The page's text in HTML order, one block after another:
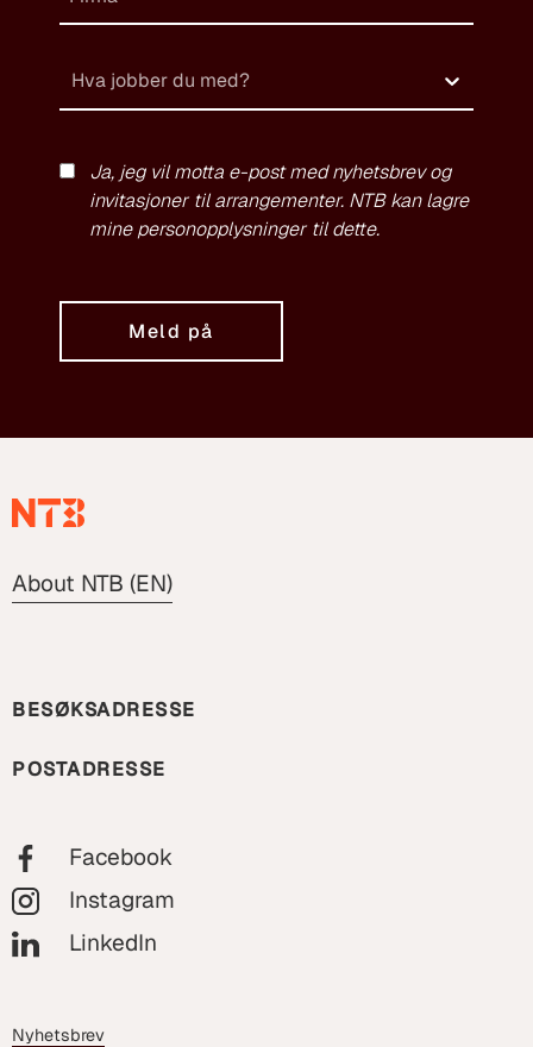
Hva jobber du med?
Ja, jeg vil motta e-post med nyhetsbrev og
invitasjoner til arrangementer. NTB kan lagre
mine personopplysninger til dette.
Meld på
About NTB (EN)
BESØKSADRESSE
POSTADRESSE
Facebook
Instagram
LinkedIn
Nyhetsbrev